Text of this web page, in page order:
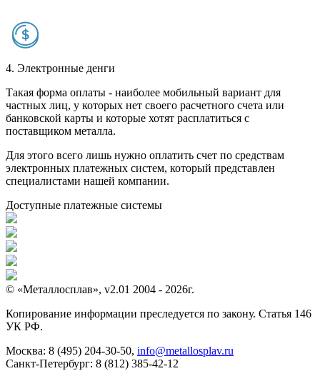
4. Электронные денги
Такая форма оплаты - наиболее мобильный вариант для
частных лиц, у которых нет своего расчетного счета или
банковской карты и которые хотят расплатиться с
поставщиком металла.
Для этого всего лишь нужно оплатить счет по средствам
электронных платежных систем, который представлен
специалистами нашей компании.
Доступные платежные системы
© «Металлосплав», v2.01 2004 - 2026г.
Копирование информации преследуется по закону. Статья 146
УК РФ.
Москва: 8 (495) 204-30-50, info@metallosplav.ru
Санкт-Петербург: 8 (812) 385-42-12